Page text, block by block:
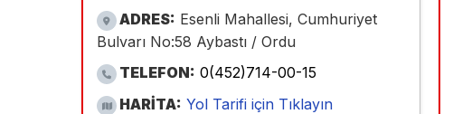
ADRES: Esenli Mahallesi, Cumhuriyet
Bulvarı No:58 Aybastı / Ordu
TELEFON: 0(452)714-00-15
HARİTA: Yol Tarifi için Tıklayın